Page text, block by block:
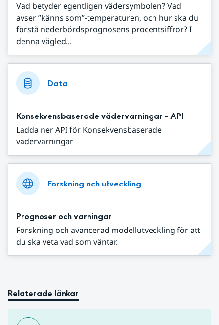
Vad betyder egentligen vädersymbolen? Vad
avser ”känns som”-temperaturen, och hur ska du
förstå nederbördsprognosens procentsiffror? I
denna vägled...
Data
Konsekvensbaserade vädervarningar - API
Ladda ner API för Konsekvensbaserade
vädervarningar
Forskning och utveckling
Prognoser och varningar
Forskning och avancerad modellutveckling för att
du ska veta vad som väntar.
Relaterade länkar